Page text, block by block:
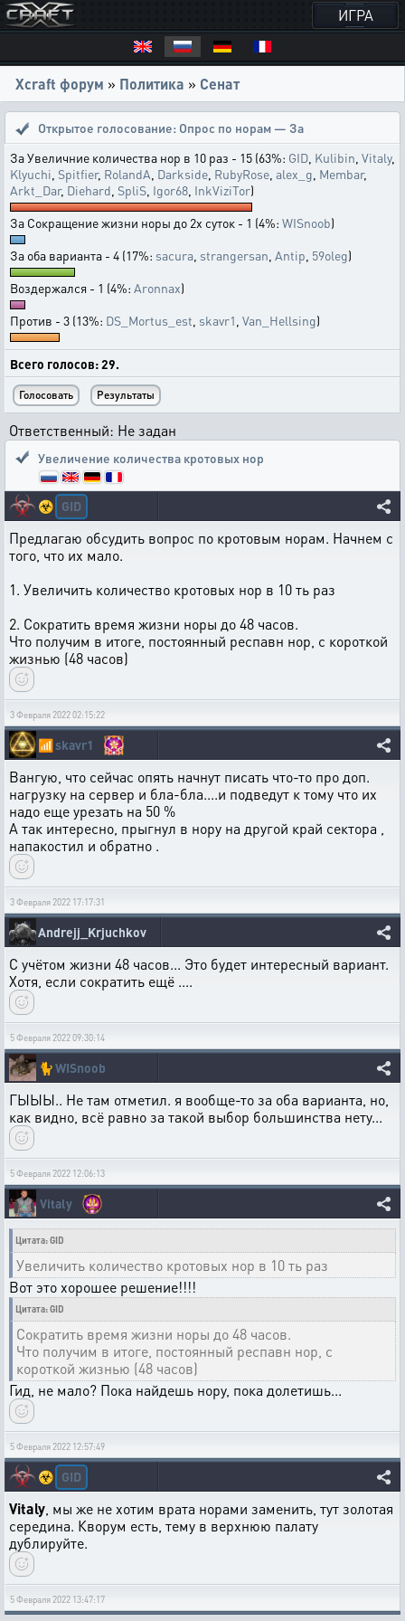
ИГРА
Xcraft форум » Политика » Сенат
Открытое голосование: Опрос по норам — За
За Увеличние количества нор в 10 раз - 15 (63%: GID Kulibin Vitaly,
Klyuchi Spitfier, RolandA Darkside RubyRose alex_g Membar,
Arkt_Dar, Diehard SpliS Igor68 InkViziTor)
За Сокращение жизни норы до 2х суток - 1 (4%: WISnoob)
За оба варианта - 4 (17%: sacura strangersan Antip 59oleg)
Воздержался - 1 (4%: Aronnax)
Против - 3 (13%: DS_Mortus_est skavr1 Van_Hellsing)
Всего голосов: 29.
Ответственный: Не задан
Увеличение количества кротовых нор
☣️ GID
Предлагаю обсудить вопрос по кротовым норам. Начнем с
того, что их мало.
1. Увеличить количество кротовых нор в 10 ть раз
2. Сократить время жизни норы до 48 часов.
Что получим в итоге, постоянный респавн нор, с короткой
жизнью (48 часов)
3 Февраля 2022 02:15:22
📶skavr1
Вангую, что сейчас опять начнут писать что-то про доп.
нагрузку на сервер и бла-бла....и подведут к тому что их
надо еще урезать на 50 %
А так интересно, прыгнул в нору на другой край сектора ,
напакостил и обратно .
3 Февраля 2022 17:17:31
Andrejj_Krjuchkov
С учётом жизни 48 часов... Это будет интересный вариант.
Хотя, если сократить ещё ....
5 Февраля 2022 09:30:14
🐈WISnoob
ГЫЫЫ.. Не там отметил. я вообще-то за оба варианта, но,
как видно, всё равно за такой выбор большинства нету...
5 Февраля 2022 12:06:13
Vitaly
Цитата: GID
Увеличить количество кротовых нор в 10 ть раз
Вот это хорошее решение!!!!
Цитата: GID
Сократить время жизни норы до 48 часов.
Что получим в итоге, постоянный респавн нор, с
короткой жизнью (48 часов)
Гид, не мало? Пока найдешь нору, пока долетишь...
5 Февраля 2022 12:57:49
☣️ GID
Vitaly , мы же не хотим врата норами заменить, тут золотая
середина. Кворум есть, тему в верхнюю палату
дублируйте.
5 Февраля 2022 13:47:17